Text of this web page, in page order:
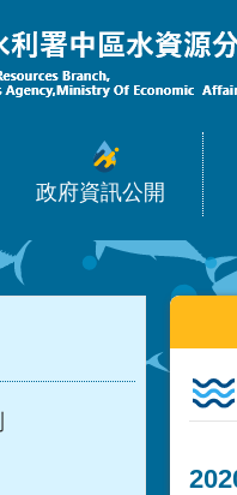
政府資訊公開
:::